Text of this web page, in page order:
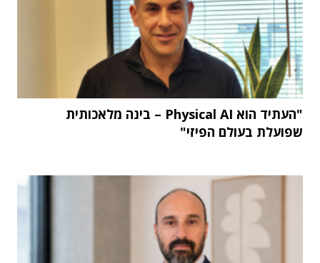
"העתיד הוא Physical AI – בינה מלאכותית
שפועלת בעולם הפיזי"